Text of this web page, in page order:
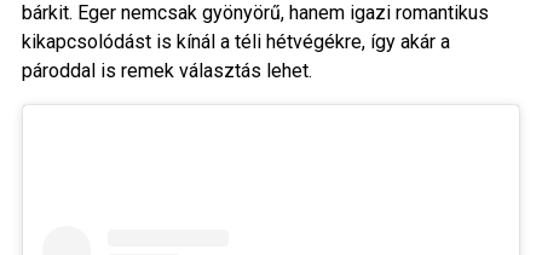
bárkit. Eger nemcsak gyönyörű, hanem igazi romantikus
kikapcsolódást is kínál a téli hétvégékre, így akár a
pároddal is remek választás lehet.